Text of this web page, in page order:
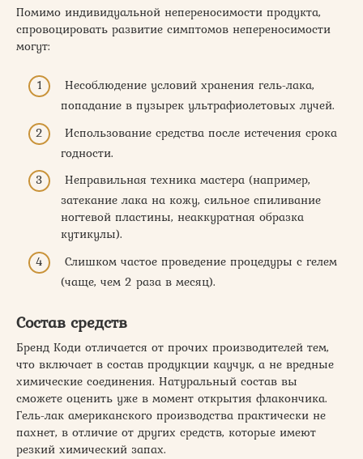
Помимо индивидуальной непереносимости продукта,
спровоцировать развитие симптомов непереносимости
могут:
Несоблюдение условий хранения гель-лака,
попадание в пузырек ультрафиолетовых лучей.
Использование средства после истечения срока
годности.
Неправильная техника мастера (например,
затекание лака на кожу, сильное спиливание
ногтевой пластины, неаккуратная образка
кутикулы).
Слишком частое проведение процедуры с гелем
(чаще, чем 2 раза в месяц).
Состав средств
Бренд Коди отличается от прочих производителей тем,
что включает в состав продукции каучук, а не вредные
химические соединения. Натуральный состав вы
сможете оценить уже в момент открытия флакончика.
Гель-лак американского производства практически не
пахнет, в отличие от других средств, которые имеют
резкий химический запах.